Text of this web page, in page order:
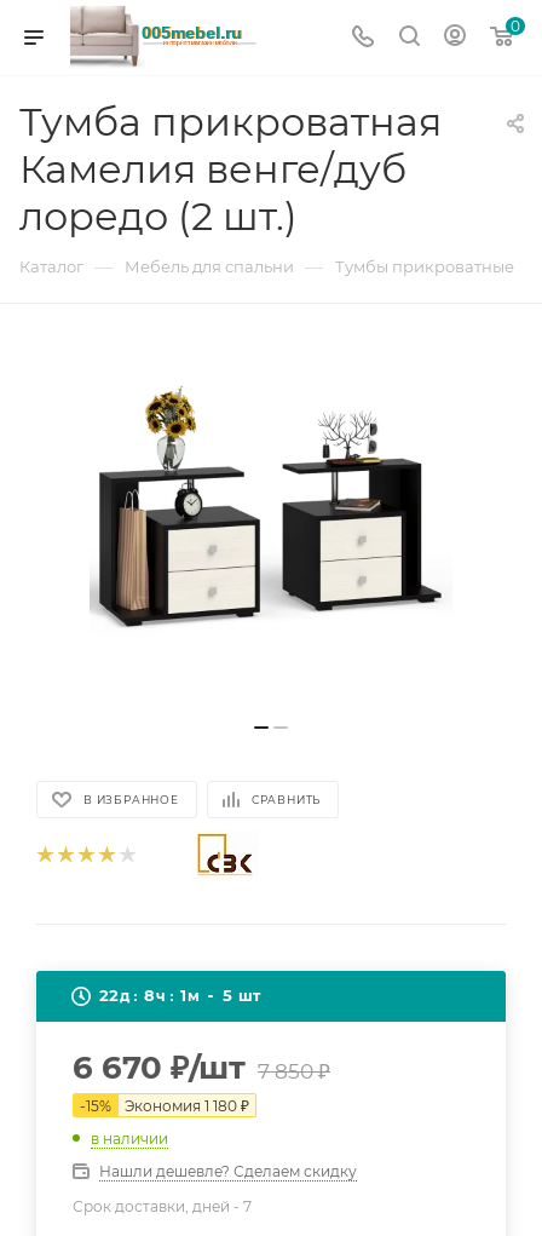
0
Тумба прикроватная
Камелия венге/дуб
лоредо (2 шт.)
Каталог — Мебель для спальни — Тумбы прикроватные
В ИЗБРАННОЕ СРАВНИТЬ
22д 8ч 1м 5 шт
6 670 ₽/шт 7 850₽
-15% Экономия 1 180 ₽
в наличии
Нашли дешевле? Сделаем скидку
Срок доставки, дней - 7